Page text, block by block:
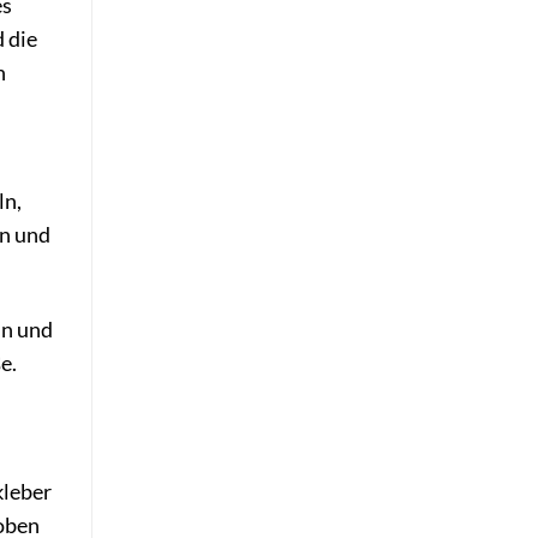
die
und
und